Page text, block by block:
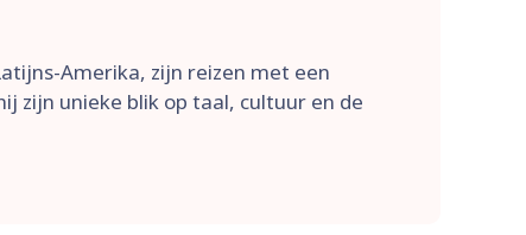
Amerika, zijn reizen met een
zijn unieke blik op taal, cultuur en de